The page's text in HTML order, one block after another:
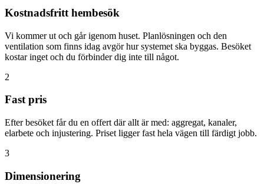
Kostnadsfritt hembesök
Vi kommer ut och går igenom huset. Planlösningen och den
ventilation som finns idag avgör hur systemet ska byggas. Besöket
kostar inget och du förbinder dig inte till något.
2
Fast pris
Efter besöket får du en offert där allt är med: aggregat, kanaler,
elarbete och injustering. Priset ligger fast hela vägen till färdigt jobb.
3
Dimensionering